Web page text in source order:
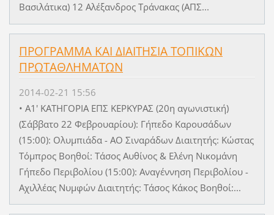
Βασιλάτικα) 12 Αλέξανδρος Τράνακας (ΑΠΣ...
ΠΡΟΓΡΑΜΜΑ ΚΑΙ ΔΙΑΙΤΗΣΙΑ ΤΟΠΙΚΩΝ
ΠΡΩΤΑΘΛΗΜΑΤΩΝ
2014-02-21 15:56
• Α1' ΚΑΤΗΓΟΡΙΑ ΕΠΣ ΚΕΡΚΥΡΑΣ (20η αγωνιστική)
(Σάββατο 22 Φεβρουαρίου): Γήπεδο Καρουσάδων
(15:00): Ολυμπιάδα - ΑΟ Σιναράδων Διαιτητής: Κώστας
Τόμπρος Βοηθοί: Τάσος Αυθίνος & Ελένη Νικομάνη
Γήπεδο Περιβολίου (15:00): Αναγέννηση Περιβολίου -
Αχιλλέας Νυμφών Διαιτητής: Τάσος Κάκος Βοηθοί:...